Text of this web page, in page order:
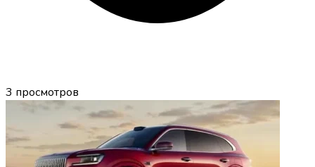
3 просмотров